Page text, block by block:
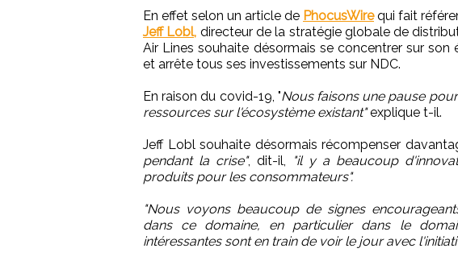
En effet selon un article de PhocusWirequi fait
Jeff Lobl, directeur de la stratégie globale de
Air Lines souhaite désormais se concentrer sur
et arrête tous ses investissements sur NDC.
En raison du covid-19, "Nous faisons une pause
ressources sur l'écosystème existant"explique t-il.
Jeff Lobl souhaite désormais récompenser
pendant la crise", dit-il,
"il y a beaucoup
produits pour les consommateurs".
"Nous voyons beaucoup de signes
dans ce domaine, en particulier dans le
intéressantes sont en train de voir le jour avec